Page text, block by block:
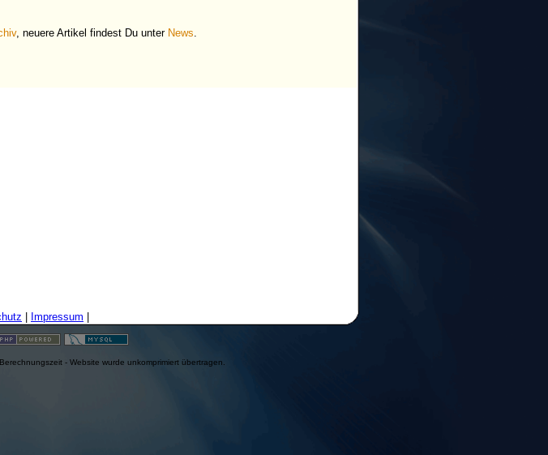
, neuere Artikel findest Du unter News.
Impressum
- Website wurde unkomprimiert übertragen.